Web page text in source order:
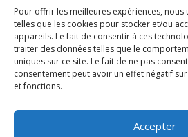
Pour offrir les meilleures expériences,
telles que les cookies pour stocker et/ou
appareils. Le fait de consentir à ces
traiter des données telles que le
uniques sur ce site. Le fait de ne pas
consentement peut avoir un effet négatif
et fonctions.
Accepter
S'abonner